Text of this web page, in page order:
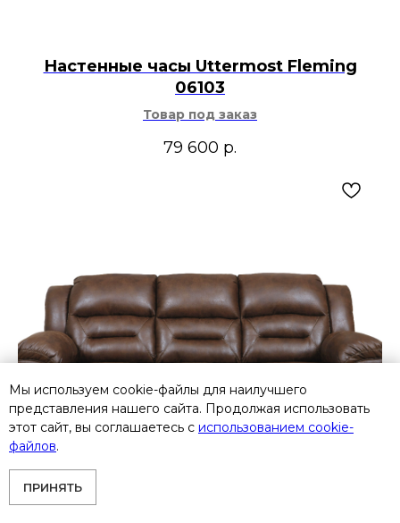
Настенные часы Uttermost Fleming
06103
Товар под заказ
79 600 р.
Мы используем cookie-файлы для наилучшего
представления нашего сайта. Продолжая использовать
этот сайт, вы соглашаетесь с использованием cookie-
файлов.
ПРИНЯТЬ